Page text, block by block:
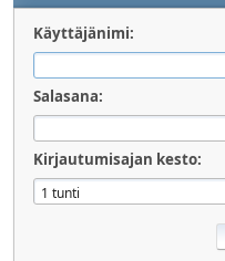
Käyttäjänimi:
Salasana:
Kirjautumisajan kesto: